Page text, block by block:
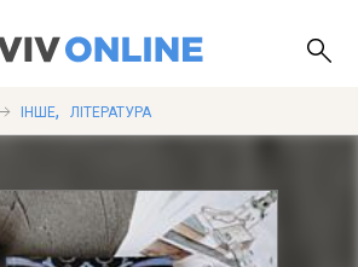
ІНШЕ, ЛІТЕРАТУРА